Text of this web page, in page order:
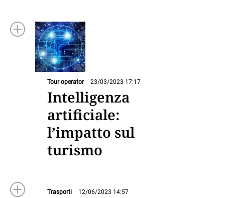
Tour operator 23/03/2023 17:17
Intelligenza
artificiale:
l’impatto sul
turismo
Trasporti 12/06/2023 14:57